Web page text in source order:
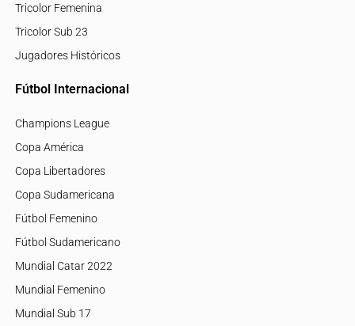
Tricolor Femenina
Tricolor Sub 23
Jugadores Históricos
Fútbol Internacional
Champions League
Copa América
Copa Libertadores
Copa Sudamericana
Fútbol Femenino
Fútbol Sudamericano
Mundial Catar 2022
Mundial Femenino
Mundial Sub 17